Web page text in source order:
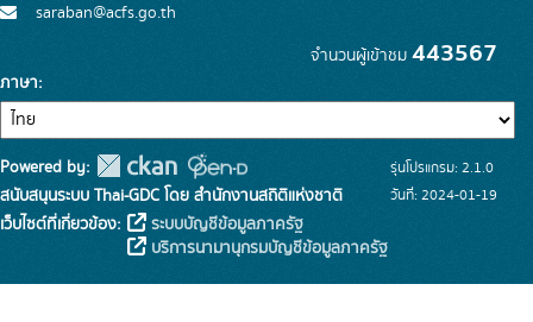
saraban@acfs.go.th
จำนวนผู้เข้าชม 443567
ภาษา
Powered by:
สนับสนุนระบบ Thai-GDC โดย สำนักงานสถิติแห่งชาติ
เว็บไซต์ที่เกี่ยวข้อง:
ระบบบัญชีข้อมูลภาครัฐ
บริการนามานุกรมบัญชีข้อมูลภาครัฐ
รุ่นโปรแกรม: 2.1.0
วันที่: 2024-01-19